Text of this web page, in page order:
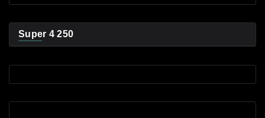
Super 4 250